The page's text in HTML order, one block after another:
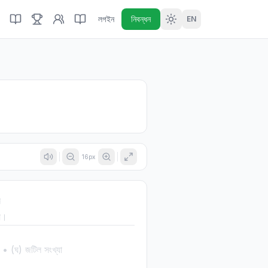
লগইন নিবন্ধন EN
16px
(ঘ) জটিল সংখ্যা